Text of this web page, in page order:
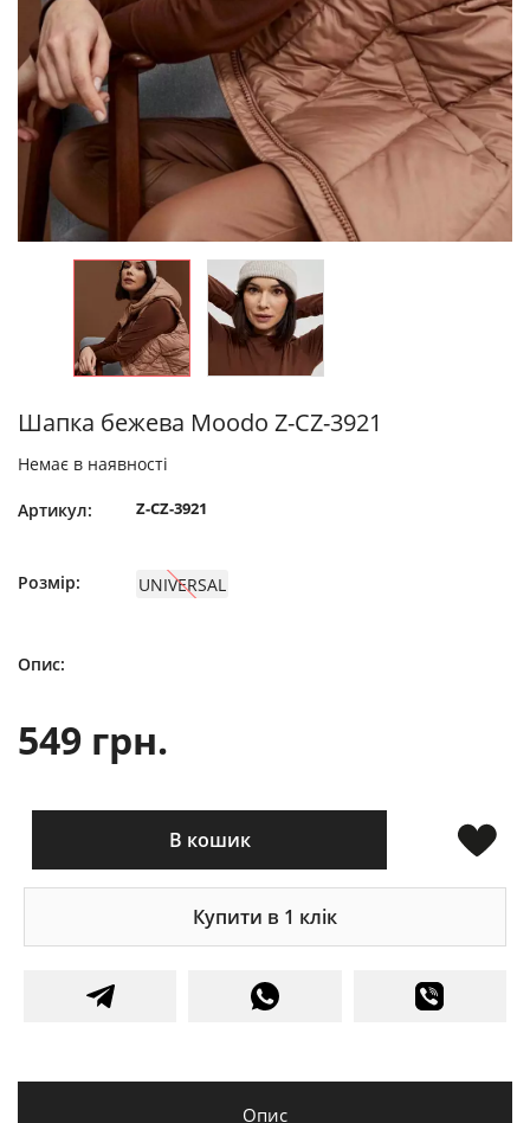
Шапка бежева Moodo Z-CZ-3921
Немає в наявності
Артикул: Z-CZ-3921
Розмір: UNIVERSAL
Опис:
549 грн.
В кошик
Купити в 1 клік
Опис